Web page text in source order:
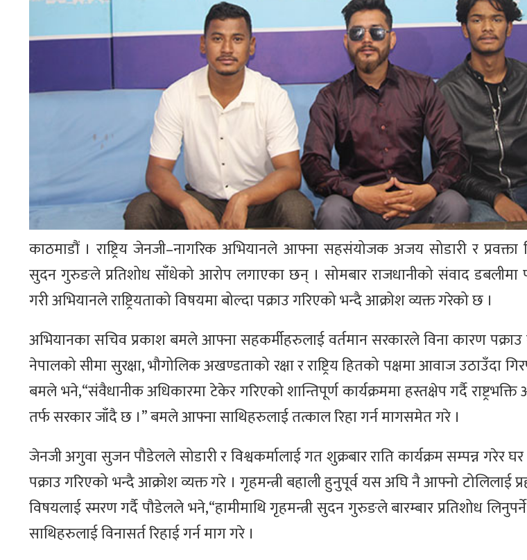
काठमाडौं । राष्ट्रिय जेनजी–नागरिक अभियानले आफ्ना सहसंयोजक अजय सोडारी र प्रवक्ता
सुदन गुरुङले प्रतिशोध साँधेको आरोप लगाएका छन् । सोमबार राजधानीको संवाद डबलीमा
गरी अभियानले राष्ट्रियताको विषयमा बोल्दा पक्राउ गरिएको भन्दै आक्रोश व्यक्त गरेको छ ।
अभियानका सचिव प्रकाश बमले आफ्ना सहकर्मीहरुलाई वर्तमान सरकारले विना कारण
नेपालको सीमा सुरक्षा, भौगोलिक अखण्डताको रक्षा र राष्ट्रिय हितको पक्षमा आवाज उठाउँदा
बमले भने,“संवैधानीक अधिकारमा टेकेर गरिएको शान्तिपूर्ण कार्यक्रममा हस्तक्षेप गर्दै राष्ट्रभक्ति
तर्फ सरकार जाँदै छ ।” बमले आफ्ना साथिहरुलाई तत्काल रिहा गर्न मागसमेत गरे ।
जेनजी अगुवा सुजन पौडेलले सोडारी र विश्वकर्मालाई गत शुक्रबार राति कार्यक्रम सम्पन्न गरेर
पक्राउ गरिएको भन्दै आक्रोश व्यक्त गरे । गृहमन्त्री बहाली हुनुपूर्व यस अघि नै आफ्नो टोलिलाई
विषयलाई स्मरण गर्दै पौडेलले भने,“हामीमाथि गृहमन्त्री सुदन गुरुङले बारम्बार प्रतिशोध
साथिहरुलाई विनासर्त रिहाई गर्न माग गरे ।